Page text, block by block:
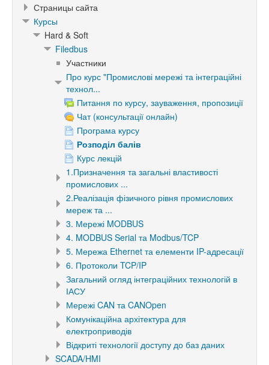
Страницы сайта
Курсы
Hard & Soft
Filedbus
Участники
Про курс "Промислові мережі та інтеграційні
технол...
Питання по курсу, зауваження, пропозиції
Чат (консультації онлайн)
Програма курсу
Розподіл балів
Курс лекцій
1.Призначення та загальні властивості
промислових ...
2.Реалізація фізичного рівня промислових
мереж та ...
3. Мережі MODBUS
4. MODBUS Serial та Modbus/TCP
5. Мережа Ethernet та елементи IP-адресації
6. Протоколи TCP/IP
Загальний огляд інтеграційних технологій в
ІАСУ
Мережі CAN та CANOpen
Комунікаційна архітектура для
електроприводів
Відкриті технології доступу до баз даних
SCADA/HMI